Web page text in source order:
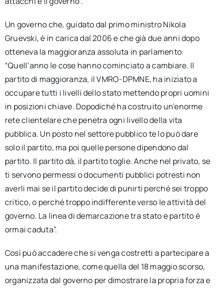
Un governo che, guidato dal primo ministro Nikola
Gruevski, è in carica dal 2006 e che già due anni dopo
otteneva la maggioranza assoluta in parlamento:
“Quell’anno le cose hanno cominciato a cambiare. Il
partito di maggioranza, il VMRO-DPMNE, ha iniziato a
occupare tutti i livelli dello stato mettendo propri uomini
in posizioni chiave. Dopodiché ha costruito un’enorme
rete clientelare che penetra ogni livello della vita
pubblica. Un posto nel settore pubblico te lo può dare
solo il partito, ma poi quelle persone dipendono dal
partito. Il partito dà, il partito toglie. Anche nel privato, se
ti servono permessi o documenti pubblici potresti non
averli mai se il partito decide di punirti perché sei troppo
critico, o perché troppo indifferente verso le attività del
governo. La linea di demarcazione tra stato e partito è
ormai caduta”.
Così può accadere che si venga costretti a partecipare a
una manifestazione, come quella del 18 maggio scorso,
organizzata dal governo per dimostrare la propria forza e